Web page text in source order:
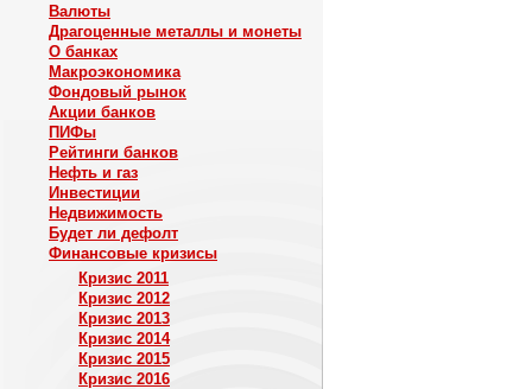
Валюты
Драгоценные металлы и монеты
О банках
Макроэкономика
Фондовый рынок
Акции банков
ПИФы
Рейтинги банков
Нефть и газ
Инвестиции
Недвижимость
Будет ли дефолт
Финансовые кризисы
Кризис 2011
Кризис 2012
Кризис 2013
Кризис 2014
Кризис 2015
Кризис 2016